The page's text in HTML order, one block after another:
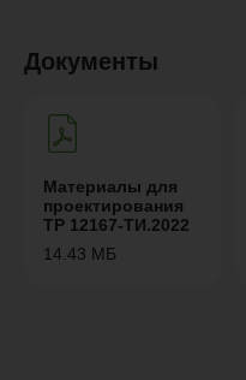
Документы
Материалы для
проектирования
ТР 12167-ТИ.2022
14.43 МБ